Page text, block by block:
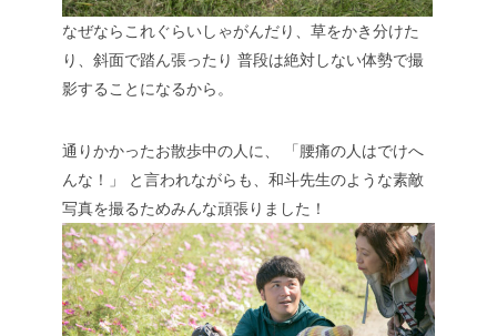
なぜならこれぐらいしゃがんだり、草をかき分けた
り、斜面で踏ん張ったり 普段は絶対しない体勢で撮
影することになるから。
通りかかったお散歩中の人に、
「腰痛の人はでけへ
んな！」
と言われながらも、和斗先生のような素敵
写真を撮るためみんな頑張りました！